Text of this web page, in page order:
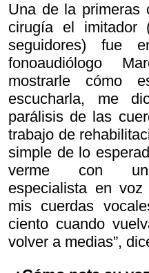
Una de la primeras
cirugía el imitador
seguidores) fue
fonoaudiólogo
mostrarle cómo
escucharla, me
parálisis de las
trabajo de
simple de lo
verme con un
especialista en
mis cuerdas
ciento cuando
volver a medias”,